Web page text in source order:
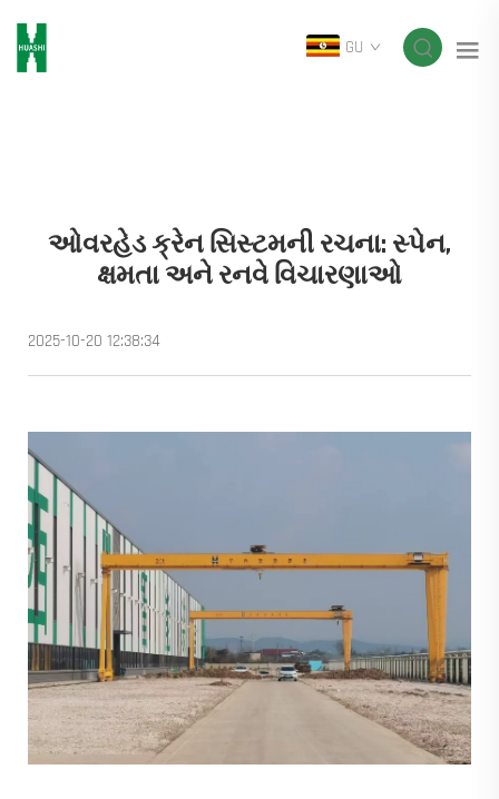
GU
ઓવરહેડ ક્રેન સિસ્ટમની રચના: સ્પેન,
ક્ષમતા અને રનવે વિચારણાઓ
2025-10-20 12:38:34